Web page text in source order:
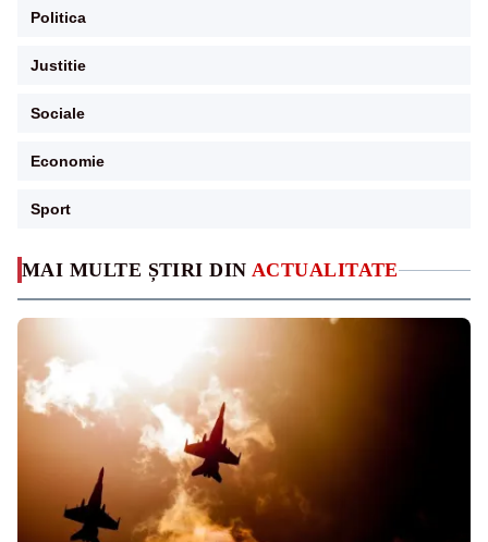
MAI MULTE ȘTIRI DIN ACTUALITATE
Politica
Justitie
Sociale
Economie
Sport